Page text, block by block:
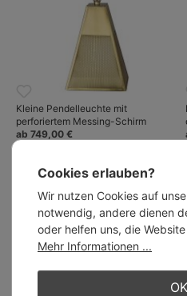
Kleine Pendelleuchte mit
perforiertem Messing-Schirm
ab 749,00 €
Cookies erlauben?
Wir nutzen Cookies auf
notwendig, andere dienen
oder helfen uns, die
Mehr Informationen ...
OK